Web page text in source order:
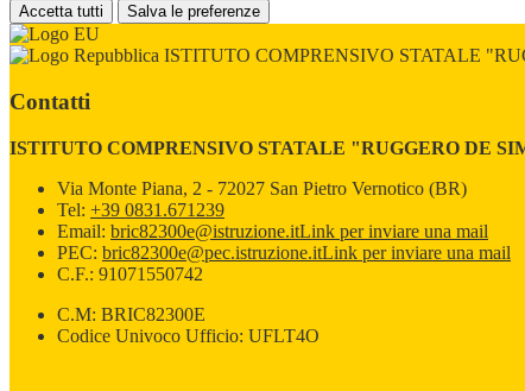
Accetta tutti Salva le preferenze
ISTITUTO COMPRENSIVO STATALE
Contatti
ISTITUTO COMPRENSIVO STATALE "RUGGERO DE
Via Monte Piana, 2 - 72027 San Pietro Vernotico (BR)
Tel: +39 0831.671239
Email: bric82300e@istruzione.itLink per inviare una mail
PEC: bric82300e@pec.istruzione.itLink per inviare una mail
C.F.: 91071550742
C.M: BRIC82300E
Codice Univoco Ufficio: UFLT4O